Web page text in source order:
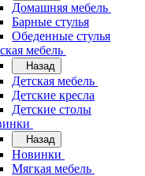
Домашняя мебель
Барные стулья
Обеденные стулья
мебель
Назад
Детская мебель
Детские кресла
Детские столы
Назад
Новинки
Мягкая мебель